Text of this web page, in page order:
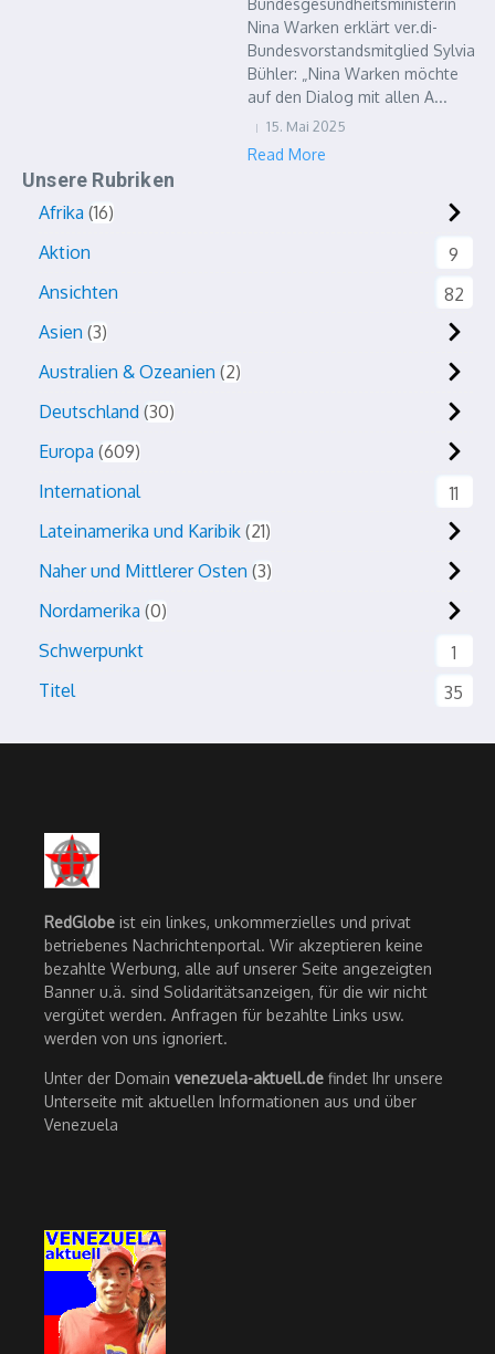
Bundesgesundheitsministerin
Nina Warken erklärt ver.di-
Bundesvorstandsmitglied Sylvia
Bühler: „Nina Warken möchte
auf den Dialog mit allen A...
15. Mai 2025
Read More
Unsere Rubriken
Afrika 16
Aktion
9
Ansichten
82
Asien 3
Australien & Ozeanien 2
Deutschland 30
Europa 609
International
11
Lateinamerika und Karibik 21
Naher und Mittlerer Osten 3
Nordamerika 0
Schwerpunkt
1
Titel
35
RedGlobe ist ein linkes, unkommerzielles und privat
betriebenes Nachrichtenportal. Wir akzeptieren keine
bezahlte Werbung, alle auf unserer Seite angezeigten
Banner u.ä. sind Solidaritätsanzeigen, für die wir nicht
vergütet werden. Anfragen für bezahlte Links usw.
werden von uns ignoriert.
Unter der Domain venezuela-aktuell.de findet Ihr unsere
Unterseite mit aktuellen Informationen aus und über
Venezuela